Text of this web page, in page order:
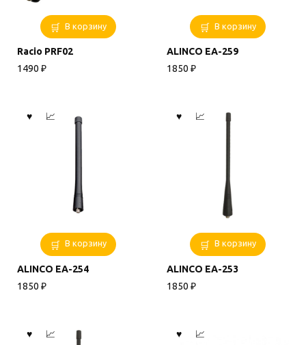
В корзину
Racio PRF02
1490 ₽
В корзину
ALINCO EA-259
1850 ₽
В корзину
ALINCO EA-254
1850 ₽
В корзину
ALINCO EA-253
1850 ₽